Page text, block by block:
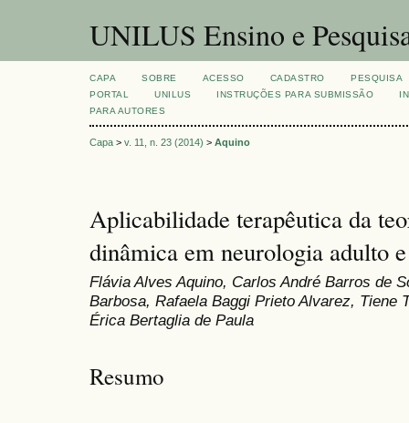
UNILUS Ensino e
CAPA SOBRE ACESSO CADASTRO
PESQUISA
PORTAL
UNILUS INSTRUÇÕES PARA SUBMISSÃO
PARA AUTORES
Capa > v. 11, n. 23 (2014) > Aquino
Aplicabilidade terapêutica da
dinâmica em neurologia adulto
Flávia Alves Aquino, Carlos André Barros de
Barbosa, Rafaela Baggi Prieto Alvarez, Tiene
Érica Bertaglia de Paula
Resumo